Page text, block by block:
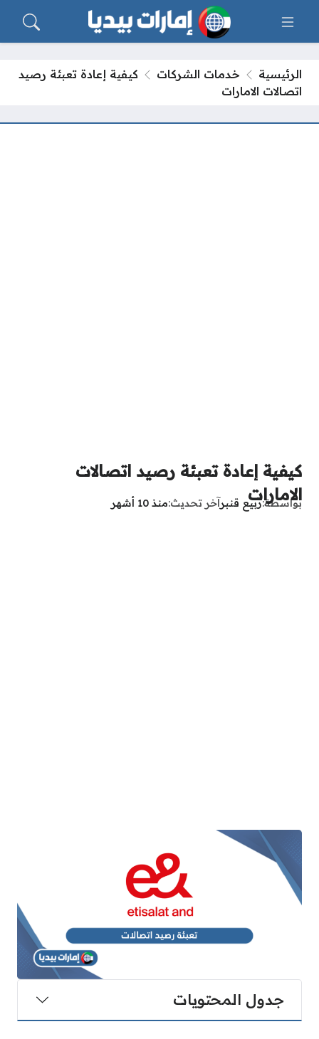
الرئيسية خدمات الشركات
كيفية إعادة تعبئة رصيد
اتصالات الامارات
كيفية إعادة تعبئة رصيد اتصالات
الامارات
بواسطةربيع قنبرآخر تحديث منذ 10 أشهر
جدول المحتويات